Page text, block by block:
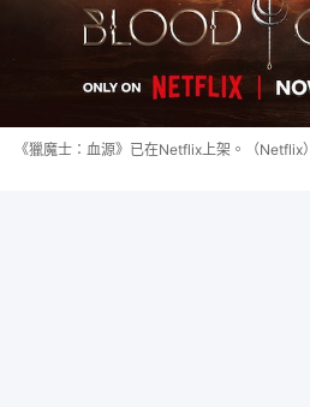
《獵魔士：血源》已在Netflix上架。（Netflix）